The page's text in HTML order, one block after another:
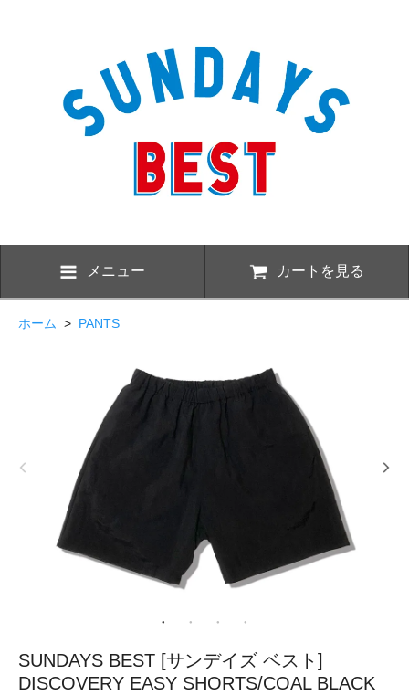
メニュー カートを見る
ホーム > PANTS
SUNDAYS BEST [サンデイズ ベスト]
DISCOVERY EASY SHORTS/COAL BLACK